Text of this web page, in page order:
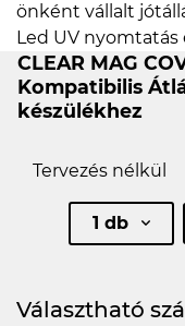
önként vállalt
Led UV nyomtatás
CLEAR MAG
Kompatibilis
készülékhez
Tervezés nélkül
1 db
Választható